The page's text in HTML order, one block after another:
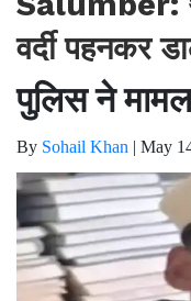
वर्दी पहनकर
पुलिस ने
By Sohail Khan | May